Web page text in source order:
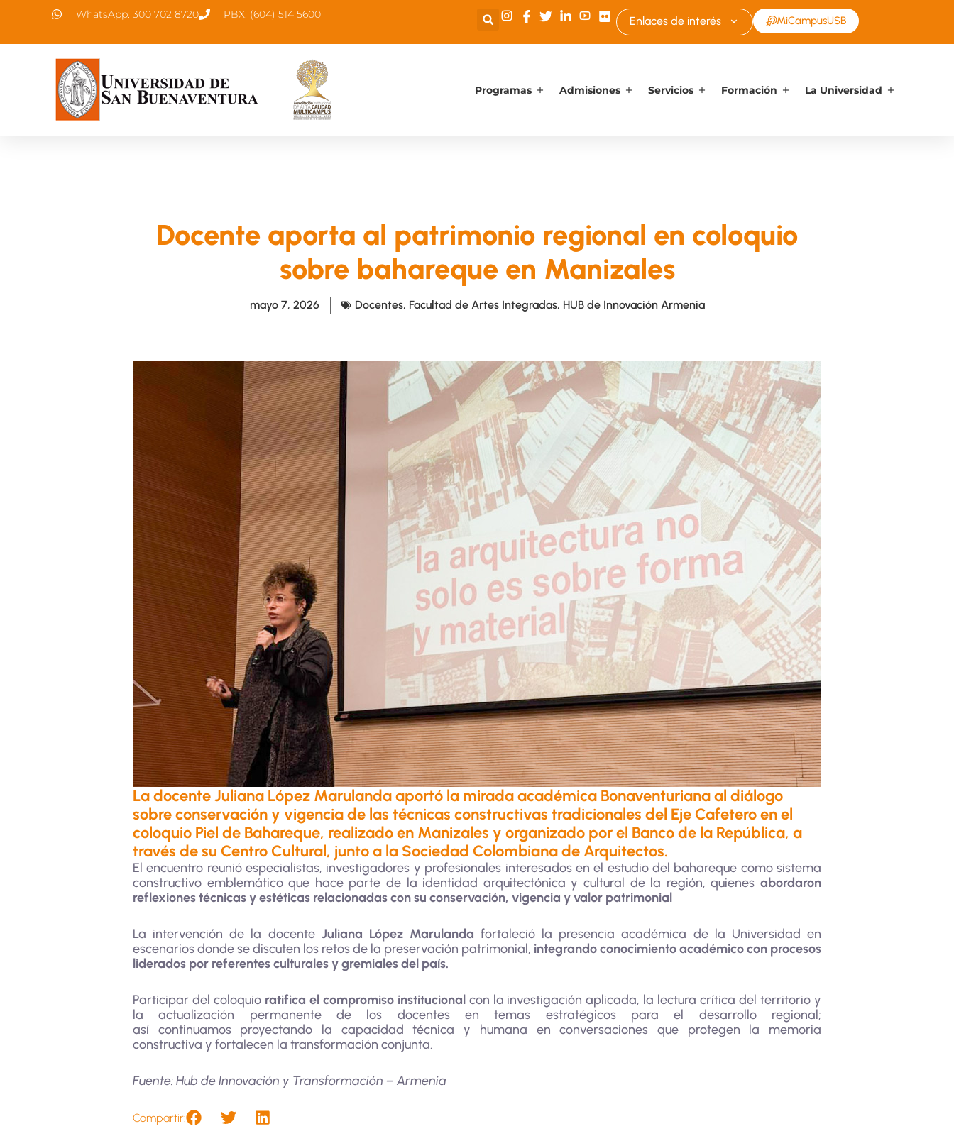
WhatsApp: 300 702 8720 PBX: (604) 514 5600 Enlaces de interés MiCampusUSB
Programas Admisiones Servicios Formación La Universidad
Docente aporta al patrimonio regional en coloquio
sobre bahareque en Manizales
mayo 7, 2026 Docentes, Facultad de Artes Integradas, HUB de Innovación Armenia
La docente Juliana López Marulanda aportó la mirada académica Bonaventuriana al diálogo
sobre conservación y vigencia de las técnicas constructivas tradicionales del Eje Cafetero en el
coloquio Piel de Bahareque, realizado en Manizales y organizado por el Banco de la República, a
través de su Centro Cultural, junto a la Sociedad Colombiana de Arquitectos.
El encuentro reunió especialistas, investigadores y profesionales interesados en el estudio del bahareque como sistema
constructivo emblemático que hace parte de la identidad arquitectónica y cultural de la región, quienes abordaron
reflexiones técnicas y estéticas relacionadas con su conservación, vigencia y valor patrimonial
La intervención de la docente Juliana López Marulanda fortaleció la presencia académica de la Universidad en
escenarios donde se discuten los retos de la preservación patrimonial, integrando conocimiento académico con procesos
liderados por referentes culturales y gremiales del país.
Participar del coloquio ratifica el compromiso institucional con la investigación aplicada, la lectura crítica del territorio y
la actualización permanente de los docentes en temas estratégicos para el desarrollo regional;
así continuamos proyectando la capacidad técnica y humana en conversaciones que protegen la memoria
constructiva y fortalecen la transformación conjunta.
Fuente: Hub de Innovación y Transformación – Armenia
Compartir: